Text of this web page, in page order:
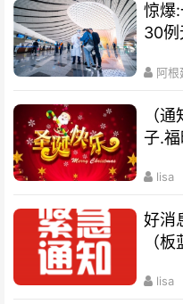
惊爆
30例
阿根
（
子.
lisa
好消
（
lisa